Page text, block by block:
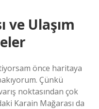
ve Ulaşım
önce haritaya
Çünkü
noktasından çok
Karain Mağarası da